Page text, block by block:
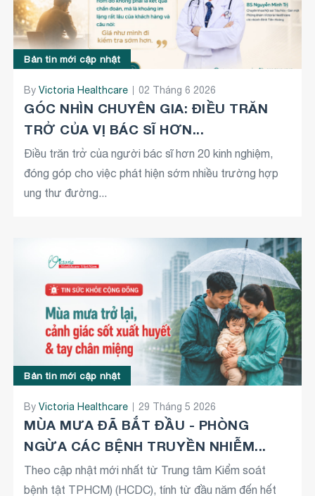
Bản tin mới cập nhật
ByVictoria Healthcare 02 Tháng 6 2026
GÓC NHÌN CHUYÊN GIA: ĐIỀU TRĂN
TRỞ CỦA VỊ BÁC SĨ HƠN...
Điều trăn trở của người bác sĩ hơn 20 kinh nghiệm,
đóng góp cho việc phát hiện sớm nhiều trường hợp
ung thư đường...
Bản tin mới cập nhật
ByVictoria Healthcare 29 Tháng 5 2026
MÙA MƯA ĐÃ BẮT ĐẦU - PHÒNG
NGỪA CÁC BỆNH TRUYỀN NHIỄM...
Theo cập nhật mới nhất từ Trung tâm Kiểm soát
bệnh tật TPHCM) (HCDC), tính từ đầu năm đến hết